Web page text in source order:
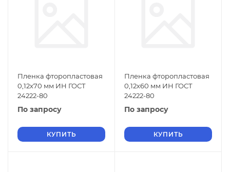
Пленка фторопластовая
0,12х70 мм ИН ГОСТ
24222-80
По запросу
КУПИТЬ
Пленка фторопластовая
0,12х60 мм ИН ГОСТ
24222-80
По запросу
КУПИТЬ